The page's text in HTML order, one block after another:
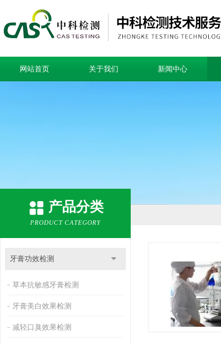
网站首页 关于我们 新闻中心
产品分类
PRODUCT CATEGORY
牙膏功效检测
草本抗敏感牙膏检测
牙膏美白效果检测
减轻口臭效果检测